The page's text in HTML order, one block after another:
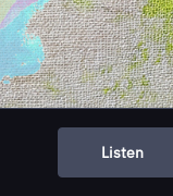
Listen